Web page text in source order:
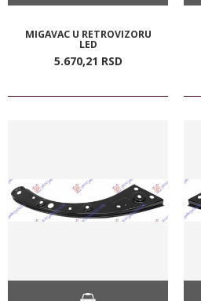
MIGAVAC U RETROVIZORU
LED
5.670,21 RSD